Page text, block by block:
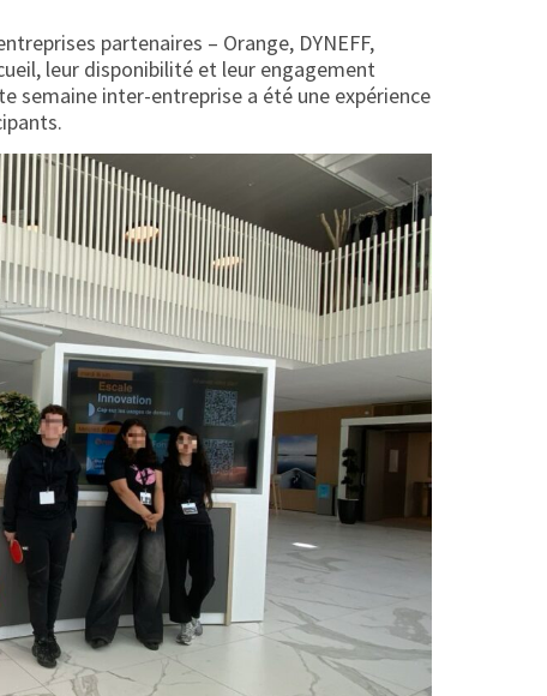
partenaires – Orange, DYNEFF,
leur disponibilité et leur engagement
semaine inter-entreprise a été une expérience